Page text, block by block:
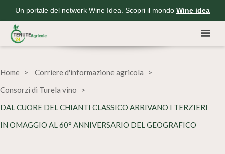
Un portale del network Wine Idea. Scopri il mondo Wine idea
Home
Corriere d'informazione agricola
Consorzi di Turela vino
DAL CUORE DEL CHIANTI CLASSICO ARRIVANO I TERZIERI
IN OMAGGIO AL 60° ANNIVERSARIO DEL GEOGRAFICO